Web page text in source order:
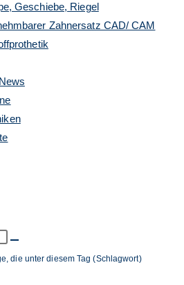
Geschiebe, Riegel
Zahnersatz CAD/ CAM
die unter diesem Tag (Schlagwort)